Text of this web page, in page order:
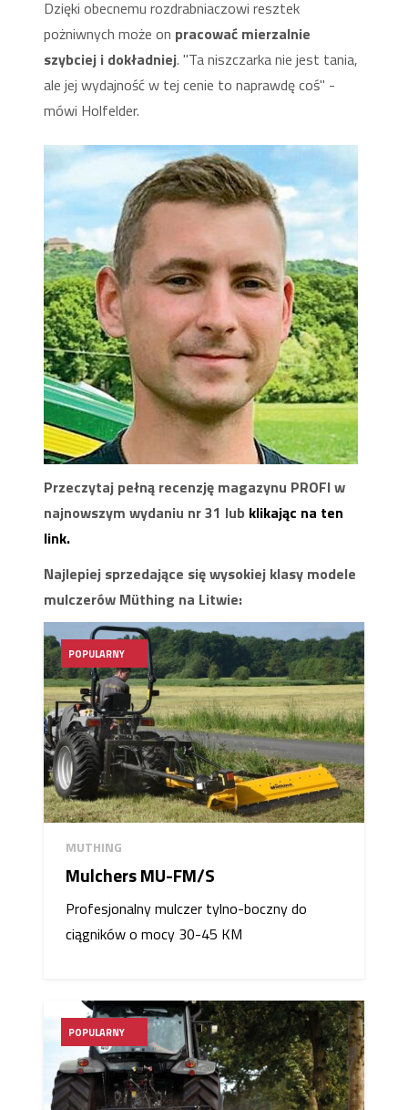
Dzięki obecnemu rozdrabniaczowi resztek
pożniwnych może on pracować mierzalnie
szybciej i dokładniej. "Ta niszczarka nie jest tania,
ale jej wydajność w tej cenie to naprawdę coś" -
mówi Holfelder.
Przeczytaj pełną recenzję magazynu PROFI w
najnowszym wydaniu nr 31 lub klikając na ten
link.
Najlepiej sprzedające się wysokiej klasy modele
mulczerów Müthing na Litwie:
POPULARNY
MUTHING
Mulchers MU-FM/S
Profesjonalny mulczer tylno-boczny do
ciągników o mocy 30-45 KM
POPULARNY